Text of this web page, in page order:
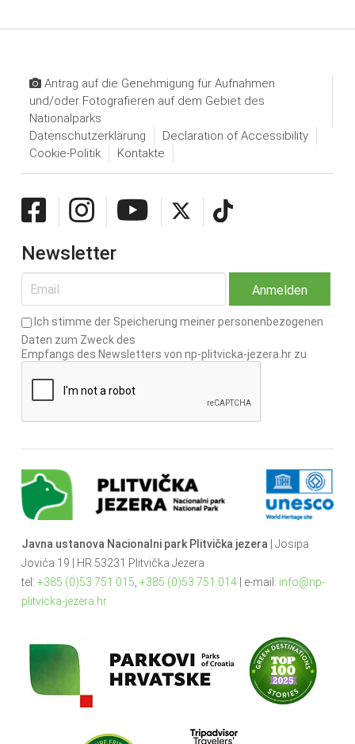
Antrag auf die Genehmigung für Aufnahmen
und/oder Fotografieren auf dem Gebiet des
Nationalparks
Datenschutzerklärung
Declaration of Accessibility
Cookie-Politik
Kontakte
Newsletter
Ich stimme der Speicherung meiner personenbezogenen
Daten zum Zweck des
Empfangs des Newsletters von np-plitvicka-jezera.hr zu
Javna ustanova Nacionalni park Plitvička jezera| Josipa
Jovića 19 | HR 53231 Plitvička Jezera
tel: +385 (0)53 751 015, +385 (0)53 751 014| e-mail: info@np-
plitvicka-jezera.hr